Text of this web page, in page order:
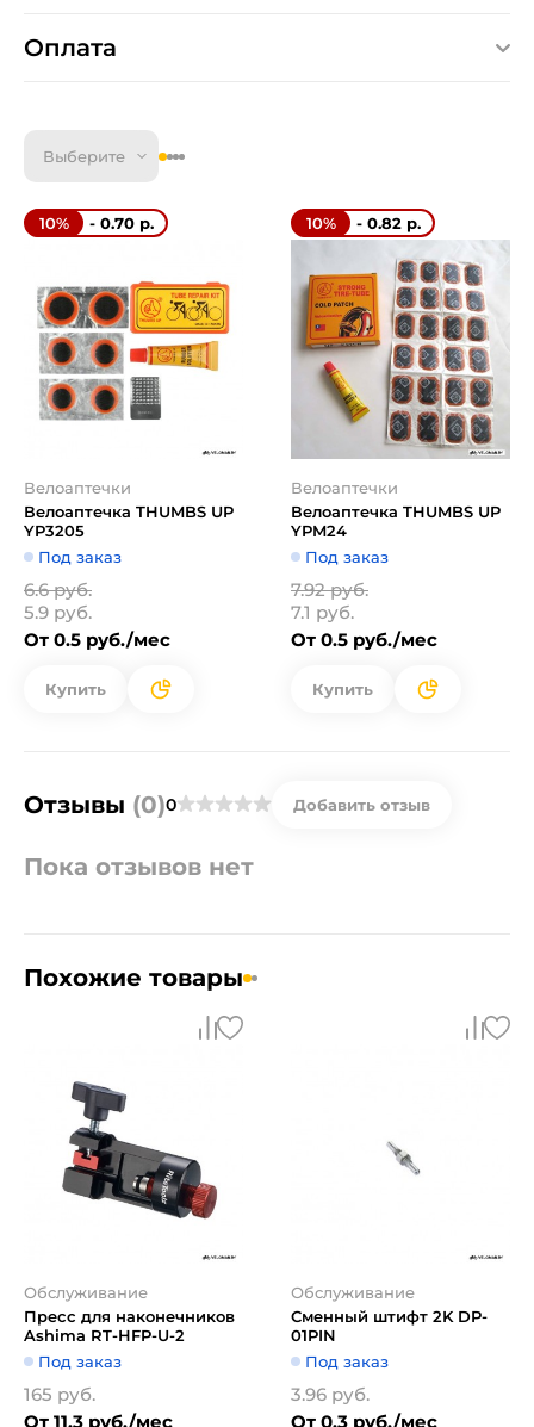
Оплата
Выберите
10% - 0.70 р.
Велоаптечки
Велоаптечка THUMBS UP
YP3205
Под заказ
6.6 руб.
5.9 руб.
От 0.5 руб./мес
Купить
10% - 0.82 р.
Велоаптечки
Велоаптечка THUMBS UP
YPM24
Под заказ
7.92 руб.
7.1 руб.
От 0.5 руб./мес
Купить
Отзывы (0)0 Добавить отзыв
Пока отзывов нет
Похожие товары
Обслуживание
Пресс для наконечников
Ashima RT-HFP-U-2
Под заказ
165 руб.
От 11.3 руб./мес
Обслуживание
Сменный штифт 2K DP-
01PIN
Под заказ
3.96 руб.
От 0.3 руб./мес